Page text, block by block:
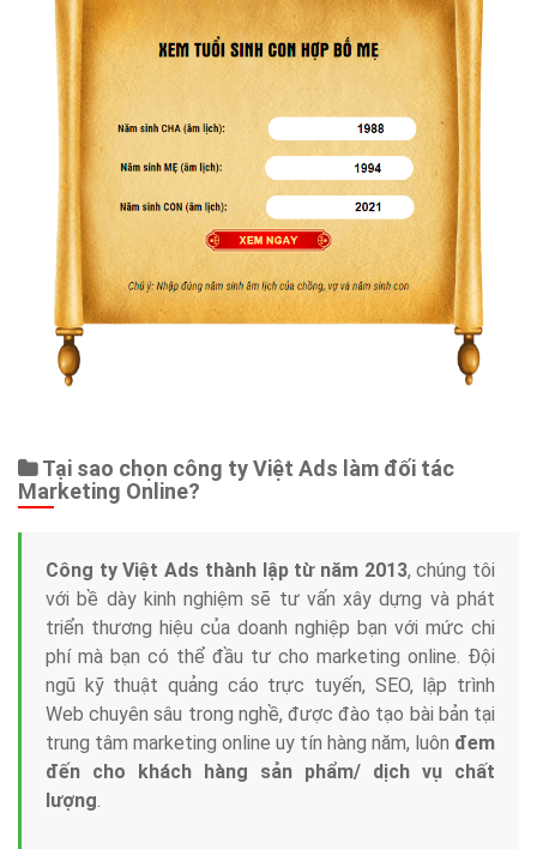
Tại sao chọn công ty Việt Ads làm đối tác
Marketing Online?
Công ty Việt Ads thành lập từ năm 2013, chúng tôi
với bề dày kinh nghiệm sẽ tư vấn xây dựng và phát
triển thương hiệu của doanh nghiệp bạn với mức chi
phí mà bạn có thể đầu tư cho marketing online. Đội
ngũ kỹ thuật quảng cáo trực tuyến, SEO, lập trình
Web chuyên sâu trong nghề, được đào tạo bài bản tại
trung tâm marketing online uy tín hàng năm, luôn đem
đến cho khách hàng sản phẩm/ dịch vụ chất
lượng.